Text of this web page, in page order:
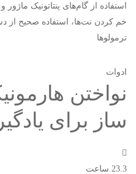
استفاده از گام‌های پنتاتونیک
خم کردن نت‌ها، استفاده صحیح از
ترمولوها
ادوات
نواختن
ساز برای
23.3 ساعت